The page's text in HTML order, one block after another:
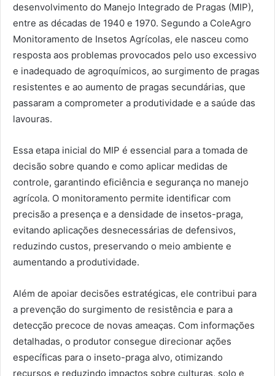
desenvolvimento do Manejo Integrado de Pragas (MIP),
entre as décadas de 1940 e 1970. Segundo a ColeAgro
Monitoramento de Insetos Agrícolas, ele nasceu como
resposta aos problemas provocados pelo uso excessivo
e inadequado de agroquímicos, ao surgimento de pragas
resistentes e ao aumento de pragas secundárias, que
passaram a comprometer a produtividade e a saúde das
lavouras.
Essa etapa inicial do MIP é essencial para a tomada de
decisão sobre quando e como aplicar medidas de
controle, garantindo eficiência e segurança no manejo
agrícola. O monitoramento permite identificar com
precisão a presença e a densidade de insetos-praga,
evitando aplicações desnecessárias de defensivos,
reduzindo custos, preservando o meio ambiente e
aumentando a produtividade.
Além de apoiar decisões estratégicas, ele contribui para
a prevenção do surgimento de resistência e para a
detecção precoce de novas ameaças. Com informações
detalhadas, o produtor consegue direcionar ações
específicas para o inseto-praga alvo, otimizando
recursos e reduzindo impactos sobre culturas, solo e